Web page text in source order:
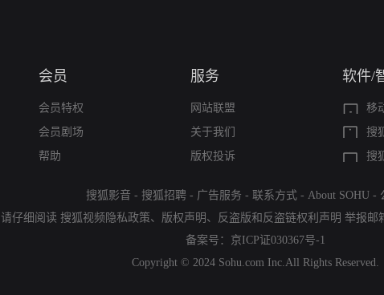
会员
会员特权
会员剧场
帮助
服务
网站联盟
关于我们
版权投诉
软件/
移
搜
搜
搜狐影音 - 搜狐招聘 - 广告服务 - 联系方式 - About SOHU -
请仔细阅读 搜狐视频隐私政策、 版权声明 、 反盗版和反盗链权利声明 举报邮
备案号： 京ICP证030367号-1
Copyright © 2024 Sohu.com Inc.All Rights Reserved.